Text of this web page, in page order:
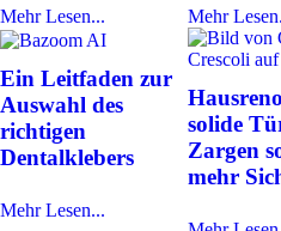
Mehr Lesen... Mehr
Ein Leitfaden zur
Auswahl des
richtigen
Dentalklebers
Mehr Lesen...
solide
Zargen
mehr